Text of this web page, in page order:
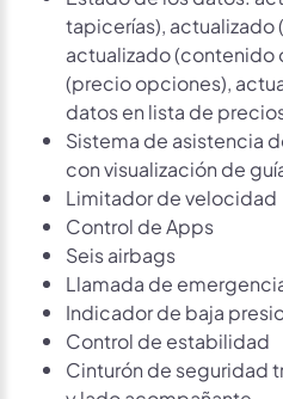
tapicerías), actualizado
actualizado (contenido
(precio opciones),
datos en lista de
Sistema de asistencia
con visualización de
Limitador de velocidad
Control de Apps
Seis airbags
Llamada de
Indicador de baja
Control de estabilidad
Cinturón de seguridad